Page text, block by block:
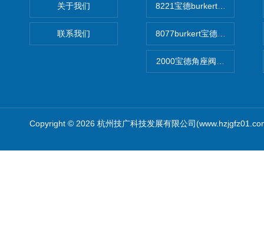
关于我们
联系我们
8221宝德burkert电导率探头
8077burkert宝德椭圆齿轮脉
2000宝德角座阀德国宝帝
Copyright © 2026 杭州技广科技发展有限公司